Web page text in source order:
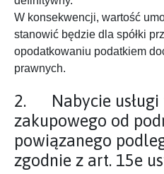
W konsekwencji, wartość
stanowić będzie dla spółki
opodatkowaniu podatkiem
prawnych.
2. Nabycie usługi
zakupowego od
powiązanego
zgodnie z art. 15e